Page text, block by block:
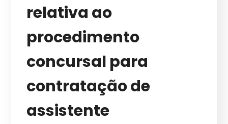
relativa ao
procedimento
concursal para
contratação de
assistente